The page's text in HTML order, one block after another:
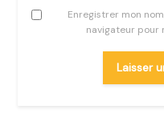
Enregistrer mon
navigateur pour